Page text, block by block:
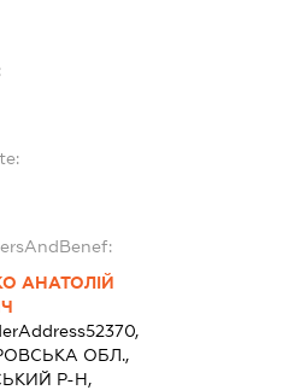
АНАТОЛІЙ
52370,
ОБЛ.,
Р-Н,